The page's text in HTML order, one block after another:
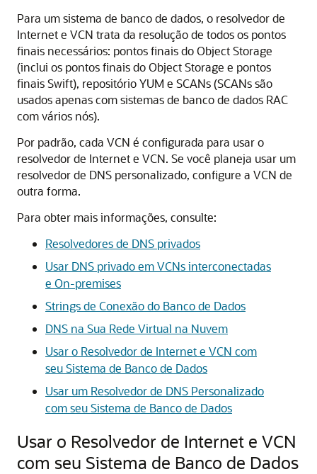
Para um sistema de banco de dados, o resolvedor de
Internet e VCN trata da resolução de todos os pontos
finais necessários: pontos finais do Object Storage
(inclui os pontos finais do Object Storage e pontos
finais Swift), repositório YUM e SCANs (SCANs são
usados apenas com sistemas de banco de dados RAC
com vários nós).
Por padrão, cada VCN é configurada para usar o
resolvedor de Internet e VCN. Se você planeja usar um
resolvedor de DNS personalizado, configure a VCN de
outra forma.
Para obter mais informações, consulte:
Resolvedores de DNS privados
Usar DNS privado em VCNs interconectadas
e On-premises
Strings de Conexão do Banco de Dados
DNS na Sua Rede Virtual na Nuvem
Usar o Resolvedor de Internet e VCN com
seu Sistema de Banco de Dados
Usar um Resolvedor de DNS Personalizado
com seu Sistema de Banco de Dados
Usar o Resolvedor de Internet e VCN
com seu Sistema de Banco de Dados